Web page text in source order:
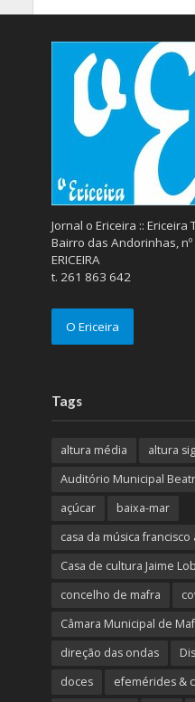
Jornal o Ericeira :: Ericeira
Bairro das Andorinhas, nº
ERICEIRA
t. 261 863 642
O Ericeira
Tags
altura média altura
Auditório Municipal
açúcar
baixa-mar
casa da música francisco
Casa de cultura Jaime
concelho de mafra
Câmara Municipal de
direção das ondas
doces
efemérides &